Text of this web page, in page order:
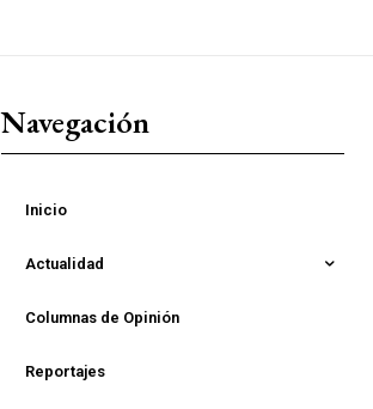
Navegación
Inicio
Actualidad
Columnas de Opinión
Reportajes